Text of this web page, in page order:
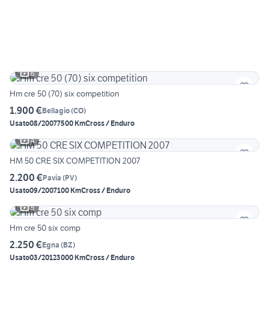
6
Hm cre 50 (70) six competition
1.900 €Bellagio(CO)
Usato08/20077500 KmCross / Enduro
4
HM 50 CRE SIX COMPETITION 2007
2.200 €Pavia (PV)
Usato09/2007100 KmCross / Enduro
5
Hm cre 50 six comp
2.250 €Egna (BZ)
Usato03/20123000 KmCross / Enduro